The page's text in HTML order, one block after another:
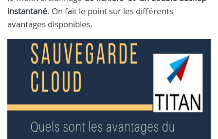
instantané. On fait le point sur les différents
avantages disponibles.